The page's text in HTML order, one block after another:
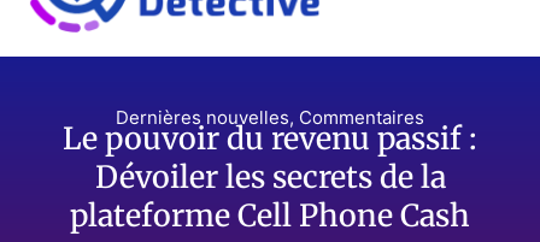
Dernières nouvelles, Commentaires
Le pouvoir du revenu passif :
Dévoiler les secrets de la
plateforme Cell Phone Cash